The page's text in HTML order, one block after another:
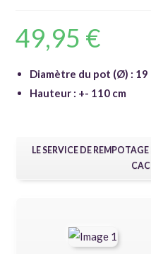
49,95 €
Diamètre du pot (Ø) : 19
Hauteur : +- 110 cm
LE SERVICE DE